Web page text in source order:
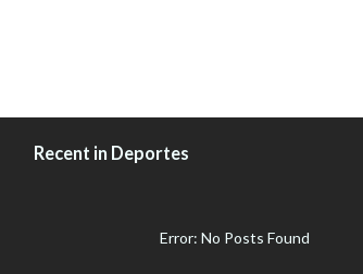
Recent in Deportes
Error: No Posts Found